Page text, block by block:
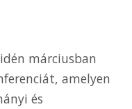
márciusban
amelyen
és